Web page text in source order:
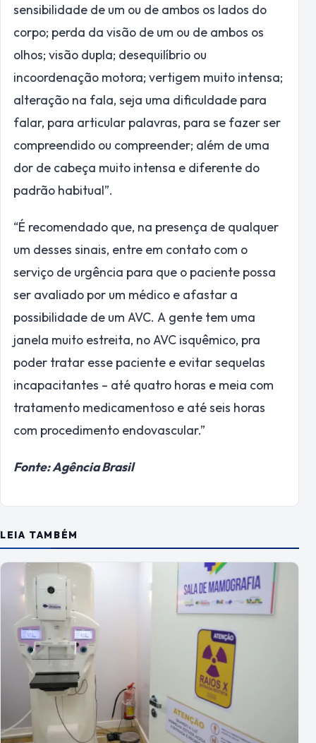
sensibilidade de um ou de ambos os lados do
corpo; perda da visão de um ou de ambos os
olhos; visão dupla; desequilíbrio ou
incoordenação motora; vertigem muito intensa;
alteração na fala, seja uma dificuldade para
falar, para articular palavras, para se fazer ser
compreendido ou compreender; além de uma
dor de cabeça muito intensa e diferente do
padrão habitual”.
“É recomendado que, na presença de qualquer
um desses sinais, entre em contato com o
serviço de urgência para que o paciente possa
ser avaliado por um médico e afastar a
possibilidade de um AVC. A gente tem uma
janela muito estreita, no AVC isquêmico, pra
poder tratar esse paciente e evitar sequelas
incapacitantes – até quatro horas e meia com
tratamento medicamentoso e até seis horas
com procedimento endovascular.”
Fonte: Agência Brasil
LEIA TAMBÉM